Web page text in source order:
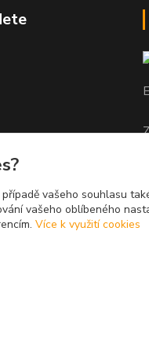
vašeho souhlasu
vašeho oblíbeného
Více k využití cookies